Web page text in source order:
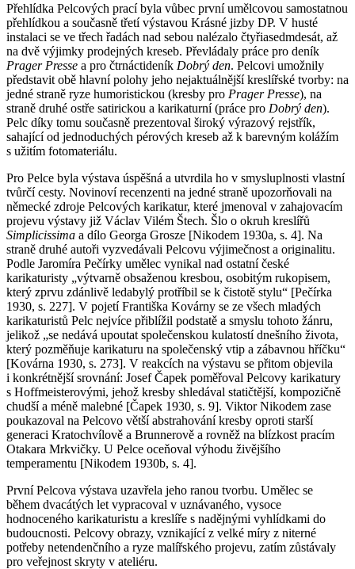
Přehlídka Pelcových prací byla vůbec první umělcovou samostatnou
přehlídkou a současně třetí výstavou Krásné jizby DP. V husté
instalaci se ve třech řadách nad sebou nalézalo čtyřiasedmdesát, až
na dvě výjimky prodejných kreseb. Převládaly práce pro deník
Prager Presse a pro čtrnáctideník Dobrý den. Pelcovi umožnily
představit obě hlavní polohy jeho nejaktuálnější kreslířské tvorby: na
jedné straně ryze humoristickou (kresby pro Prager Presse), na
straně druhé ostře satirickou a karikaturní (práce pro Dobrý den).
Pelc díky tomu současně prezentoval široký výrazový rejstřík,
sahající od jednoduchých pérových kreseb až k barevným kolážím
s užitím fotomateriálu.
Pro Pelce byla výstava úspěšná a utvrdila ho v smysluplnosti vlastní
tvůrčí cesty. Novinoví recenzenti na jedné straně upozorňovali na
německé zdroje Pelcových karikatur, které jmenoval v zahajovacím
projevu výstavy již Václav Vilém Štech. Šlo o okruh kreslířů
Simplicissima a dílo Georga Grosze [Nikodem 1930a, s. 4]. Na
straně druhé autoři vyzvedávali Pelcovu výjimečnost a originalitu.
Podle Jaromíra Pečírky umělec vynikal nad ostatní české
karikaturisty „výtvarně obsaženou kresbou, osobitým rukopisem,
který zprvu zdánlivě ledabylý protříbil se k čistotě stylu“ [Pečírka
1930, s. 227]. V pojetí Františka Kovárny se ze všech mladých
karikaturistů Pelc nejvíce přiblížil podstatě a smyslu tohoto žánru,
jelikož „se nedává upoutat společenskou kulatostí dnešního života,
který pozměňuje karikaturu na společenský vtip a zábavnou hříčku“
[Kovárna 1930, s. 273]. V reakcích na výstavu se přitom objevila
i konkrétnější srovnání: Josef Čapek poměřoval Pelcovy karikatury
s Hoffmeisterovými, jehož kresby shledával statičtější, kompozičně
chudší a méně malebné [Čapek 1930, s. 9]. Viktor Nikodem zase
poukazoval na Pelcovo větší abstrahování kresby oproti starší
generaci Kratochvílově a Brunnerově a rovněž na blízkost pracím
Otakara Mrkvičky. U Pelce oceňoval výhodu živějšího
temperamentu [Nikodem 1930b, s. 4].
První Pelcova výstava uzavřela jeho ranou tvorbu. Umělec se
během dvacátých let vypracoval v uznávaného, vysoce
hodnoceného karikaturistu a kreslíře s nadějnými vyhlídkami do
budoucnosti. Pelcovy obrazy, vznikající z velké míry z niterné
potřeby netendenčního a ryze malířského projevu, zatím zůstávaly
pro veřejnost skryty v ateliéru.